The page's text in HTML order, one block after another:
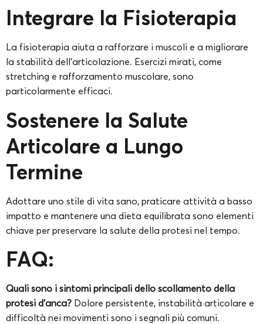
Integrare la Fisioterapia
La fisioterapia aiuta a rafforzare i muscoli e a migliorare
la stabilità dell’articolazione. Esercizi mirati, come
stretching e rafforzamento muscolare, sono
particolarmente efficaci.
Sostenere la Salute
Articolare a Lungo
Termine
Adottare uno stile di vita sano, praticare attività a basso
impatto e mantenere una dieta equilibrata sono elementi
chiave per preservare la salute della protesi nel tempo.
FAQ:
Quali sono i sintomi principali dello scollamento della
protesi d’anca? Dolore persistente, instabilità articolare e
difficoltà nei movimenti sono i segnali più comuni.